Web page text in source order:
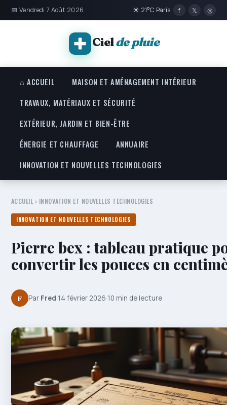
📅 Vendredi 7 Août 2026 ☀ 21°C Paris f 𝕏 ◎
Cielde pluie
⌂ ACCUEIL
MAISON ET AMÉNAGEMENT INTÉRIEUR
TRAVAUX, MATÉRIAUX ET SÉCURITÉ
EXTÉRIEUR, JARDIN ET BIEN-ÊTRE
ÉNERGIE ET CHAUFFAGE
ANNUAIRE
INNOVATION ET NOUVELLES TECHNOLOGIES
ACCUEIL › INNOVATION ET NOUVELLES TECHNOLOGIES
INNOVATION ET NOUVELLES TECHNOLOGIES
Pierre bex : tableau pratique
convertir les pouces en
F Par Fred·14 février 2026·10 min de lecture